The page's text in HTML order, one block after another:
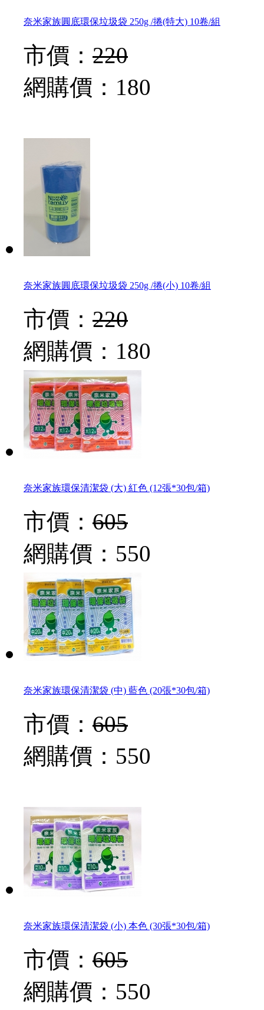
奈米家族圓底環保垃圾袋 250g /捲(特大) 10卷/組
市價： 220
網購價： 180
奈米家族圓底環保垃圾袋 250g /捲(小) 10卷/組
市價： 220
網購價： 180
奈米家族環保清潔袋 (大) 紅色 (12張*30包/箱)
市價： 605
網購價： 550
奈米家族環保清潔袋 (中) 藍色 (20張*30包/箱)
市價： 605
網購價： 550
奈米家族環保清潔袋 (小) 本色 (30張*30包/箱)
市價： 605
網購價： 550